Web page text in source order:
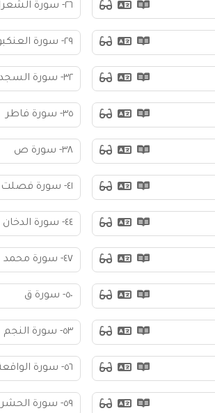
٢٦- سورة الشعراء
٢٩- سورة العنكبوت
٣٢- سورة السجدة
٣٥- سورة فاطر
٣٨- سورة ص
٤١- سورة فصلت
٤٤- سورة الدخان
٤٧- سورة محمد
٥٠- سورة ق
٥٣- سورة النجم
٥٦- سورة الواقعة
٥٩- سورة الحشر